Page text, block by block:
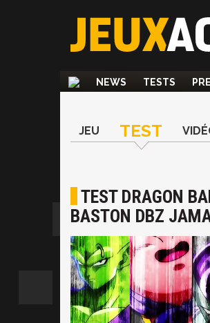
NEWS TESTS
JEU TEST
TEST DRAGON
BASTON DBZ